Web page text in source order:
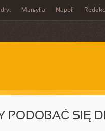
Marsylia Napoli
PODOBAĆ SIĘ